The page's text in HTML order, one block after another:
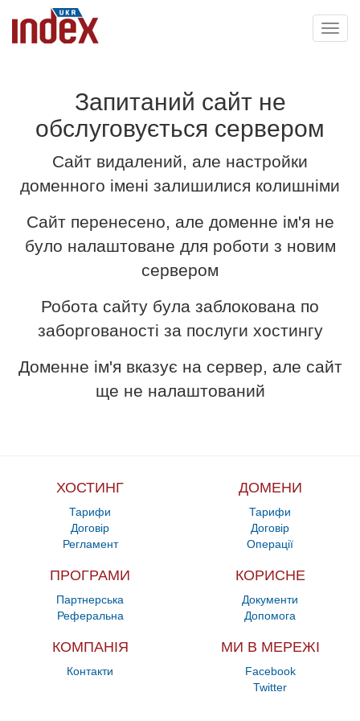
Запитаний сайт не
обслуговується сервером
Сайт видалений, але настройки
доменного імені залишилися колишніми
Сайт перенесено, але доменне ім'я не
було налаштоване для роботи з новим
сервером
Робота сайту була заблокована по
заборгованості за послуги хостингу
Доменне ім'я вказує на сервер, але сайт
ще не налаштований
ХОСТИНГ
Тарифи
Договір
Регламент
ДОМЕНИ
Тарифи
Договір
Операції
ПРОГРАМИ
Партнерська
Реферальна
КОРИСНЕ
Документи
Допомога
КОМПАНІЯ
Контакти
МИ В МЕРЕЖІ
Facebook
Twitter